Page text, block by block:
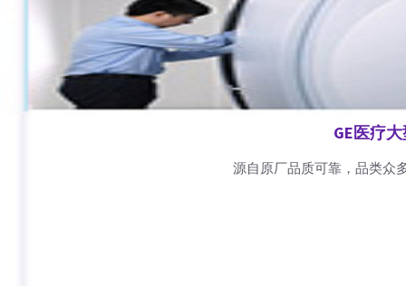
GE医疗
源自原厂品质可靠，品类众